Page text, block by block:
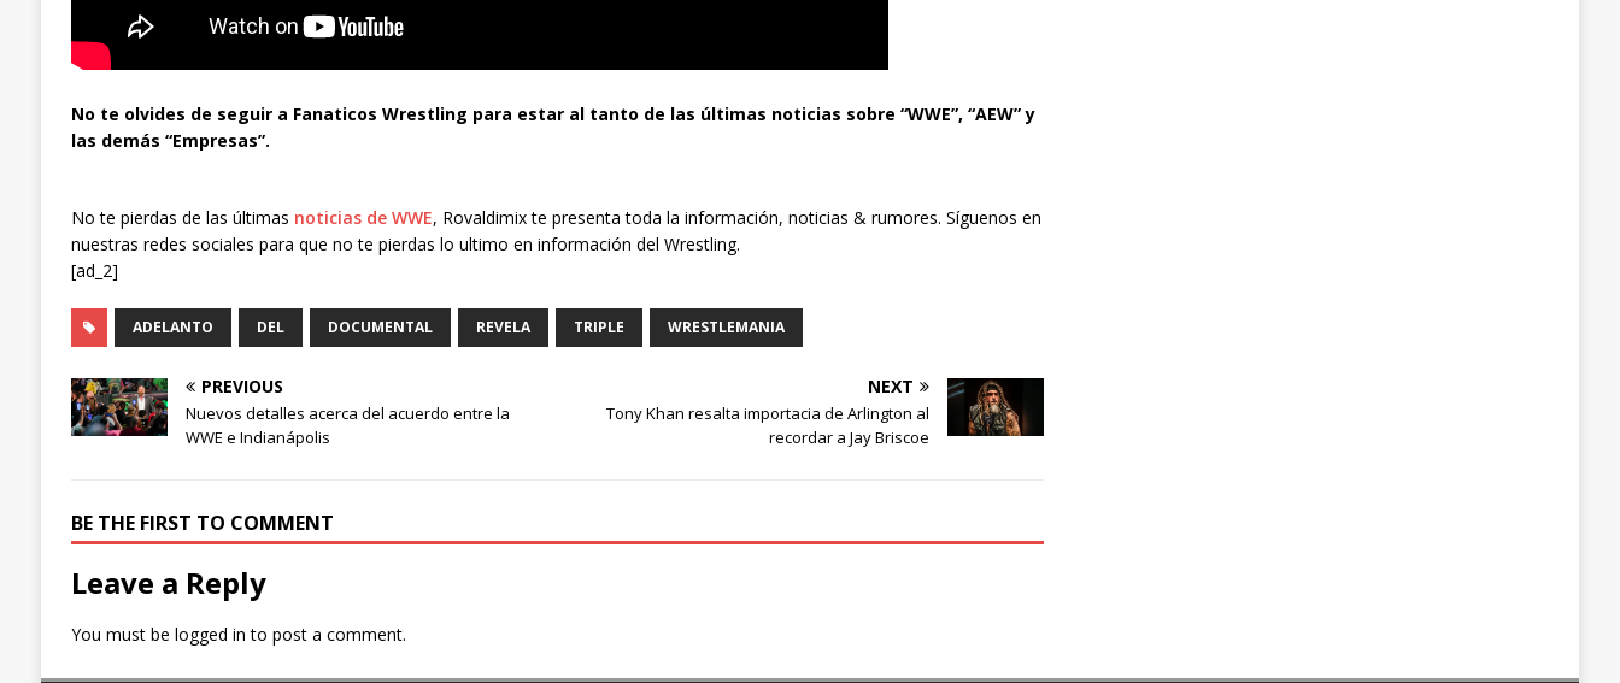
No te olvides de seguir a Fanaticos Wrestling para estar al tanto de las últimas noticias sobre “WWE”, “AEW” y
las demás “Empresas”.
No te pierdas de las últimas noticias de WWE, Rovaldimix te presenta toda la información, noticias & rumores. Síguenos en
nuestras redes sociales para que no te pierdas lo ultimo en información del Wrestling.
[ad_2]
ADELANTO DEL DOCUMENTAL REVELA TRIPLE WRESTLEMANIA
PREVIOUS
Nuevos detalles acerca del acuerdo entre la
WWE e Indianápolis
NEXT
Tony Khan resalta importacia de Arlington al
recordar a Jay Briscoe
BE THE FIRST TO COMMENT
Leave a Reply
You must be logged in to post a comment.